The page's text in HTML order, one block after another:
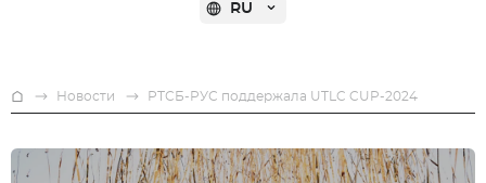
Новости
Помощь
RU
На
Новости РТСБ-РУС поддержала UTLC CUP-2024